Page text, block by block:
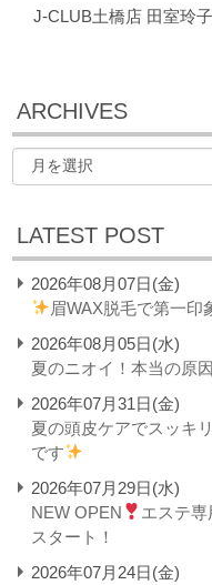
J-CLUB土橋店 田室玲子
ARCHIVES
LATEST POST
2026年08月07日(金)
眉WAX脱毛で第一印
2026年08月05日(水)
夏のニオイ！本当の原
2026年07月31日(金)
夏の頭皮ケアでスッキ
です
2026年07月29日(水)
NEW OPEN
エステ
スタート！
2026年07月24日(金)